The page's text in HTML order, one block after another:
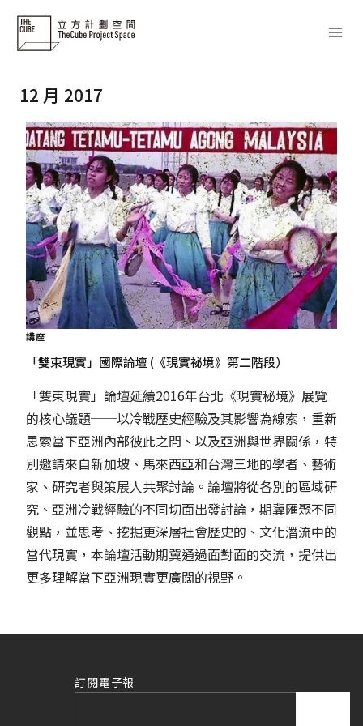
Skip
content
12 月 2017
講座
「雙束現實」國際論壇 (《現實祕境》第二階段）
「雙束現實」論壇延續2016年台北《現實秘境》展覽
的核心議題──以冷戰歷史經驗及其影響為線索，重新
思索當下亞洲內部彼此之間、以及亞洲與世界關係，特
別邀請來自新加坡、馬來西亞和台灣三地的學者、藝術
家、研究者與策展人共聚討論。論壇將從各別的區域研
究、亞洲冷戰經驗的不同切面出發討論，期冀匯聚不同
觀點，並思考、挖掘更深層社會歷史的、文化潛流中的
當代現實，本論壇活動期冀通過面對面的交流，提供出
更多理解當下亞洲現實更廣闊的視野。
訂閱電子報